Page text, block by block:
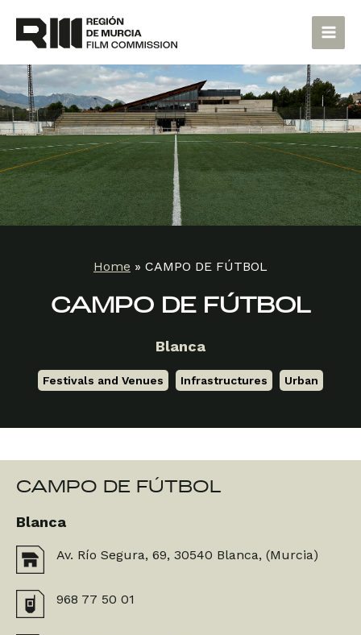
content
Main
Home » CAMPO DE FÚTBOL
CAMPO DE FÚTBOL
Blanca
Festivals and Venues Infrastructures Urban
CAMPO DE FÚTBOL
Blanca
Av. Río Segura, 69, 30540 Blanca, (Murcia)
968 77 50 01